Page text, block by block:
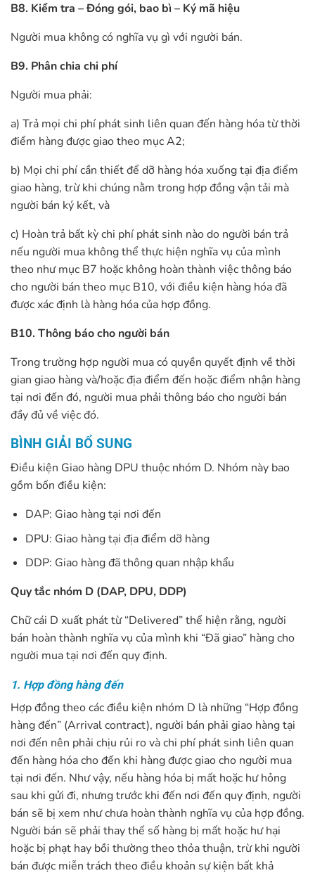
B8. Kiểm tra – Đóng gói, bao bì – Ký mã hiệu
Người mua không có nghĩa vụ gì với người bán.
B9. Phân chia chi phí
Người mua phải:
a) Trả mọi chi phí phát sinh liên quan đến hàng hóa từ thời
điểm hàng được giao theo mục A2;
b) Mọi chi phí cần thiết để dỡ hàng hóa xuống tại địa điểm
giao hàng, trừ khi chúng nằm trong hợp đồng vận tải mà
người bán ký kết, và
c) Hoàn trả bất kỳ chi phí phát sinh nào do người bán trả
nếu người mua không thể thực hiện nghĩa vụ của mình
theo như mục B7 hoặc không hoàn thành việc thông báo
cho người bán theo mục B10, với điều kiện hàng hóa đã
được xác định là hàng hóa của hợp đồng.
B10. Thông báo cho người bán
Trong trường hợp người mua có quyền quyết định về thời
gian giao hàng và/hoặc địa điểm đến hoặc điểm nhận hàng
tại nơi đến đó, người mua phải thông báo cho người bán
đầy đủ về việc đó.
BÌNH GIẢI BỔ SUNG
Điều kiện Giao hàng DPU thuộc nhóm D. Nhóm này bao
gồm bốn điều kiện:
DAP: Giao hàng tại nơi đến
DPU: Giao hàng tại địa điểm dỡ hàng
DDP: Giao hàng đã thông quan nhập khẩu
Quy tắc nhóm D (DAP, DPU, DDP)
Chữ cái D xuất phát từ “Delivered” thể hiện rằng, người
bán hoàn thành nghĩa vụ của mình khi “Đã giao” hàng cho
người mua tại nơi đến quy định.
1. Hợp đồng hàng đến
Hợp đồng theo các điều kiện nhóm D là những “Hợp đồng
hàng đến” (Arrival contract), người bán phải giao hàng tại
nơi đến nên phải chịu rủi ro và chi phí phát sinh liên quan
đến hàng hóa cho đến khi hàng được giao cho người mua
tại nơi đến. Như vậy, nếu hàng hóa bị mất hoặc hư hỏng
sau khi gửi đi, nhưng trước khi đến nơi đến quy định, người
bán sẽ bị xem như chưa hoàn thành nghĩa vụ của hợp đồng.
Người bán sẽ phải thay thế số hàng bị mất hoặc hư hại
hoặc bị phạt hay bồi thường theo thỏa thuận, trừ khi người
bán được miễn trách theo điều khoản sự kiện bất khả